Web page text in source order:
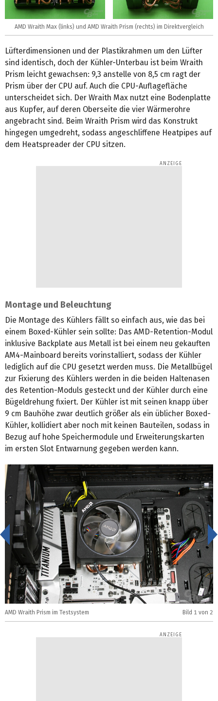
AMD Wraith Max (links) und AMD Wraith Prism (rechts) im Direktvergleich
Lüfterdimensionen und der Plastikrahmen um den Lüfter
sind identisch, doch der Kühler-Unterbau ist beim Wraith
Prism leicht gewachsen: 9,3 anstelle von 8,5 cm ragt der
Prism über der CPU auf. Auch die CPU-Auflagefläche
unterscheidet sich. Der Wraith Max nutzt eine Bodenplatte
aus Kupfer, auf deren Oberseite die vier Wärmerohre
angebracht sind. Beim Wraith Prism wird das Konstrukt
hingegen umgedreht, sodass angeschliffene Heatpipes auf
dem Heatspreader der CPU sitzen.
Montage und Beleuchtung
Die Montage des Kühlers fällt so einfach aus, wie das bei
einem Boxed-Kühler sein sollte: Das AMD-Retention-Modul
inklusive Backplate aus Metall ist bei einem neu gekauften
AM4-Mainboard bereits vorinstalliert, sodass der Kühler
lediglich auf die CPU gesetzt werden muss. Die Metallbügel
zur Fixierung des Kühlers werden in die beiden Haltenasen
des Retention-Moduls gesteckt und der Kühler durch eine
Bügeldrehung fixiert. Der Kühler ist mit seinen knapp über
9 cm Bauhöhe zwar deutlich größer als ein üblicher Boxed-
Kühler, kollidiert aber noch mit keinen Bauteilen, sodass in
Bezug auf hohe Speichermodule und Erweiterungskarten
im ersten Slot Entwarnung gegeben werden kann.
AMD Wraith Prism im Testsystem Bild 1 von 2
<